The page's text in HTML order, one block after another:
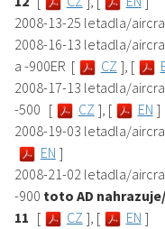
2008-13-25 letadla/
2008-16-13 letadla/
a -900ER [
CZ ], [
2008-17-13 letadla/
-500 [
CZ ], [ EN ]
2008-19-03 letadla/
EN ]
2008-21-02 letadla/
-900 toto AD nahrazuje/
11 [ CZ ], [ EN ]